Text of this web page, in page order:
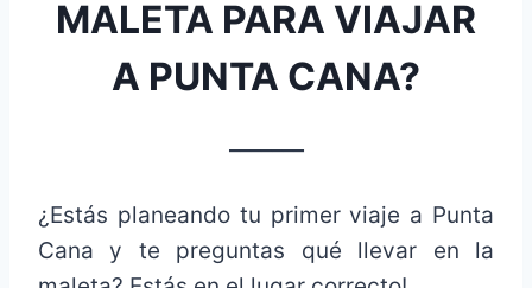
MALETA PARA VIAJAR
A PUNTA CANA?
¿Estás planeando tu primer viaje a Punta
Cana y te preguntas qué llevar en la